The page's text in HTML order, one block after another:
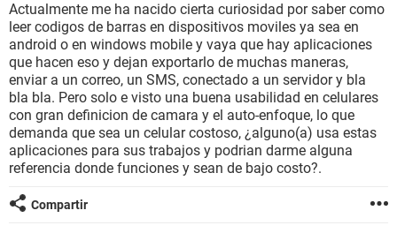
Actualmente me ha nacido cierta curiosidad por saber como
leer codigos de barras en dispositivos moviles ya sea en
android o en windows mobile y vaya que hay aplicaciones
que hacen eso y dejan exportarlo de muchas maneras,
enviar a un correo, un SMS, conectado a un servidor y bla
bla bla. Pero solo e visto una buena usabilidad en celulares
con gran definicion de camara y el auto-enfoque, lo que
demanda que sea un celular costoso, ¿alguno(a) usa estas
aplicaciones para sus trabajos y podrian darme alguna
referencia donde funciones y sean de bajo costo?.
Compartir